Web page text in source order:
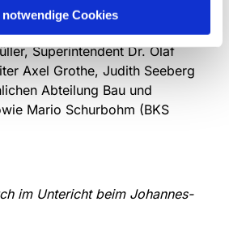
notwendige Cookies
sie die Gelegenheit auch zu
weiteren Teilnehmenden:
Superintendent Dr. Olaf
Axel Grothe, Judith Seeberg
Abteilung Bau und
Mario Schurbohm (BKS
im Untericht beim Johannes-